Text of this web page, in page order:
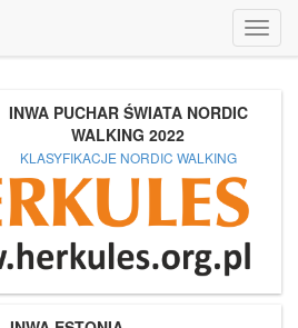
INWA PUCHAR ŚWIATA NORDIC
WALKING 2022
KLASYFIKACJE NORDIC WALKING